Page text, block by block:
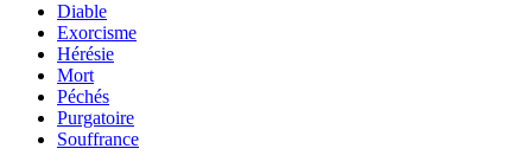
Diable
Exorcisme
Hérésie
Mort
Péchés
Purgatoire
Souffrance